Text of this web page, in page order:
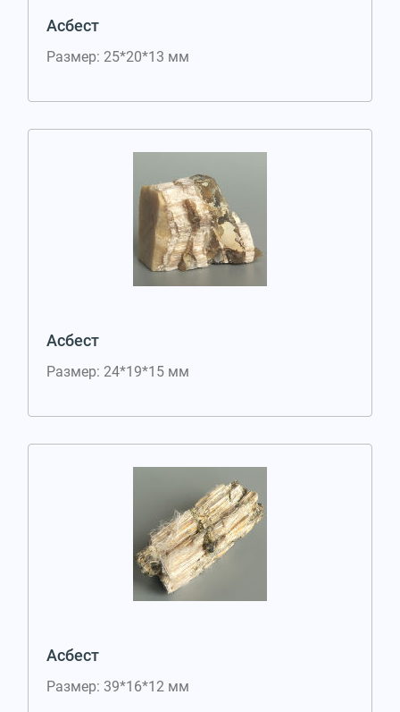
Асбест
Размер: 25*20*13 мм
Асбест
Размер: 24*19*15 мм
Асбест
Размер: 39*16*12 мм